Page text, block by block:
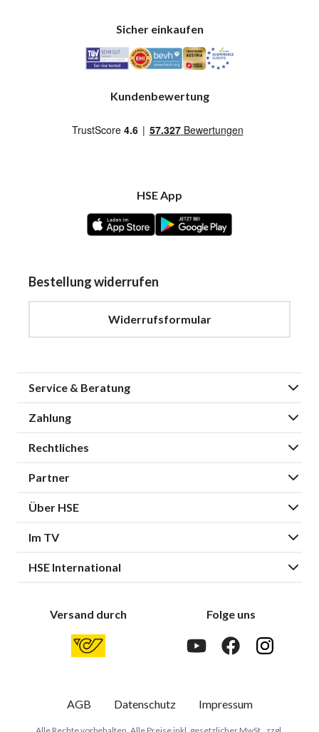
Sicher einkaufen
Kundenbewertung
HSE App
Bestellung widerrufen
Widerrufsformular
Service & Beratung
Zahlung
Rechtliches
Partner
Über HSE
Im TV
HSE International
Versand durch Folge uns
AGB Datenschutz Impressum